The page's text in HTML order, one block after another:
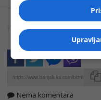
TAGOVI: EVROPA
Nema komentara